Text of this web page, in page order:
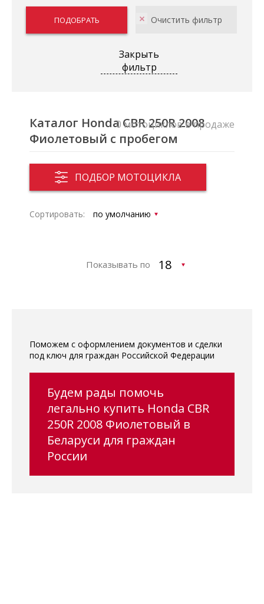
Закрыть
фильтр
Каталог Honda CBR 250R 2008
Фиолетовый с пробегом
ПОДБОР МОТОЦИКЛА
0 мотоциклов в продаже
Сортировать:
Показывать по
Поможем с оформлением документов и сделки
под ключ для граждан Российской Федерации
Будем рады помочь
легально купить Honda CBR
250R 2008 Фиолетовый в
Беларуси для граждан
России